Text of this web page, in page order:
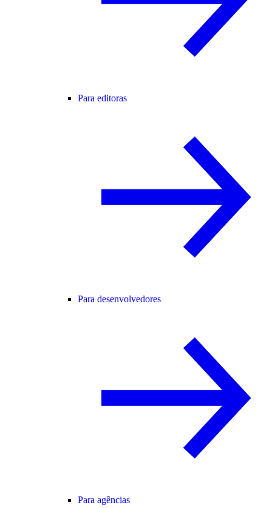
Para editoras
Para desenvolvedores
Para agências